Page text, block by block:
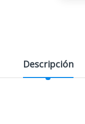
Descripción